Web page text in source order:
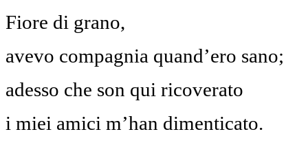
Fiore di grano,
avevo compagnia quand’ero sano;
adesso che son qui ricoverato
i miei amici m’han dimenticato.